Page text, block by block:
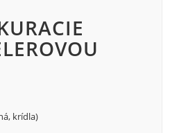
krídla)